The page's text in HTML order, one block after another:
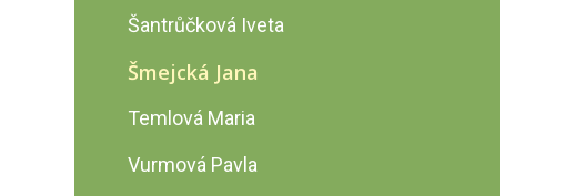
Šantrůčková Iveta
Šmejcká Jana
Temlová Maria
Vurmová Pavla